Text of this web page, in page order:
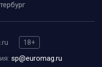
18+
sp@euromag.ru